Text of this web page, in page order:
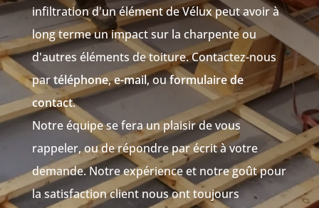
infiltration d'un élément de Vélux peut avoir à
long terme un impact sur la charpente ou
d'autres éléments de toiture. Contactez-nous
partéléphone,e-mail, ouformulaire de
contact.
Notre équipe se fera un plaisir de vous
rappeler, ou de répondre par écrit à votre
demande. Notre expérience et notre goût pour
la satisfaction client nous ont toujours